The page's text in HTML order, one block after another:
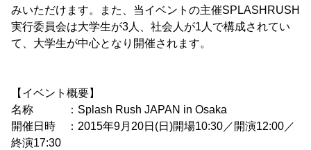
みいただけます。また、当イベントの主催SPLASHRUSH
実行委員会は大学生が3人、社会人が1人で構成されてい
て、大学生が中心となり開催されます。
【イベント概要】
名称 ：Splash Rush JAPAN in Osaka
開催日時 ：2015年9月20日(日)開場10:30／開演12:00／
終演17:30